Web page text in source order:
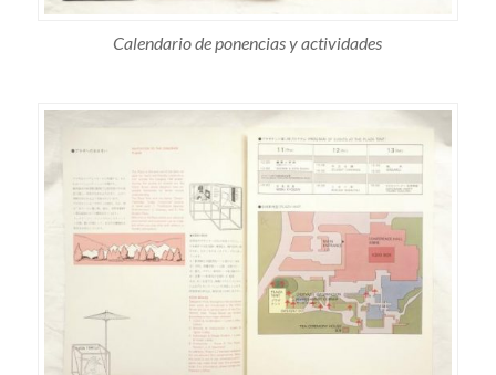
Calendario de ponencias y actividades